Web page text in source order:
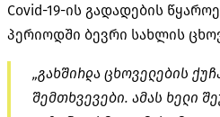
Covid-19-ის გადადების
პერიოდში ბევრი სახლის
„გახშირდა ცხოველების
შემთხვევები. ამას ხელი